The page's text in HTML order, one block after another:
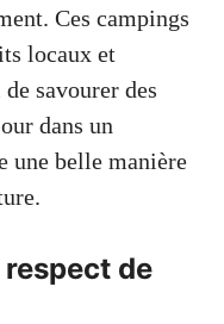
Ces campings
locaux et
savourer des
dans un
une belle manière
de